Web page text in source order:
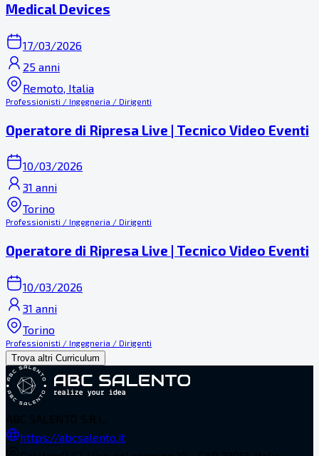
Medical Devices
17/03/2026
25 anni
Remoto, Italia
Professionisti / Ingegneria / Dirigenti
Operatore di Ripresa Live | Tecnico Video Eventi
10/03/2026
31 anni
Torino
Professionisti / Ingegneria / Dirigenti
Operatore di Ripresa Live | Tecnico Video Eventi
10/03/2026
31 anni
Torino
Professionisti / Ingegneria / Dirigenti
Trova altri Curriculum
https://abcsalento.it